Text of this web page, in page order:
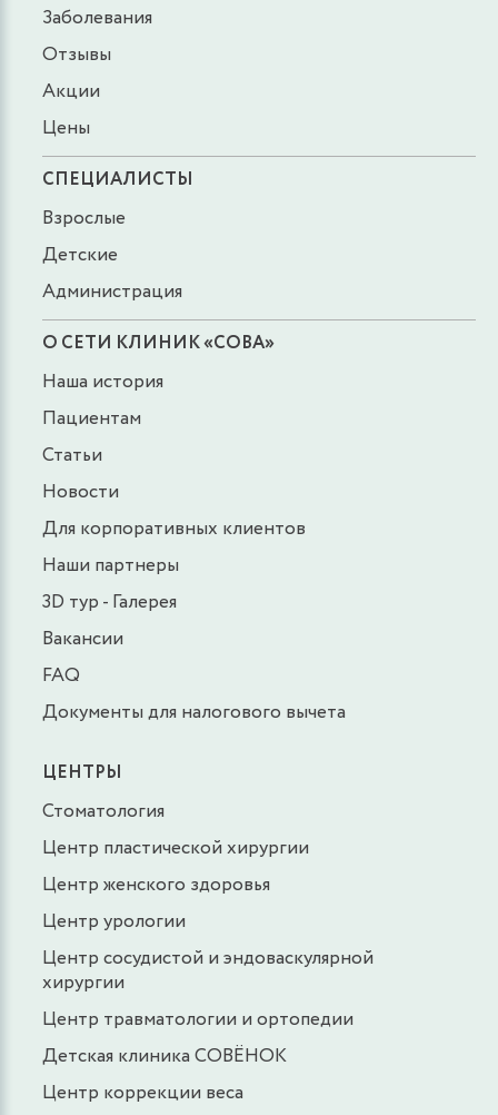
Заболевания
Отзывы
Акции
Цены
СПЕЦИАЛИСТЫ
Взрослые
Детские
Администрация
О СЕТИ КЛИНИК «СОВА»
Наша история
Пациентам
Статьи
Новости
Для корпоративных клиентов
Наши партнеры
3D тур - Галерея
Вакансии
FAQ
Документы для налогового вычета
ЦЕНТРЫ
Стоматология
Центр пластической хирургии
Центр женского здоровья
Центр урологии
Центр сосудистой и эндоваскулярной
хирургии
Центр травматологии и ортопедии
Детская клиника СОВЁНОК
Центр коррекции веса